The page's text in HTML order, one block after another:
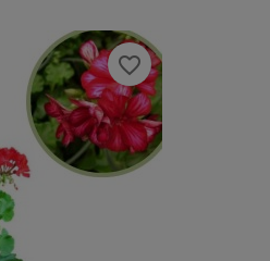
favorite_border